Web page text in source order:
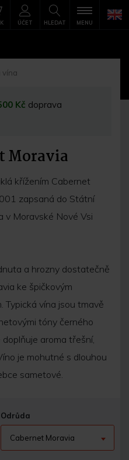
HLEDAT
ÚČET MENU
vína
Kč doprava
Moravia
křížením Cabernet
zapsaná do Státní
v Moravské Nové Vsi
a hrozny dostatečně
ke špičkovým
Typická vína jsou tmavě
tóny černého
aroma třešní,
je mohutné s dlouhou
sametové.
Odrůda
Cabernet Moravia